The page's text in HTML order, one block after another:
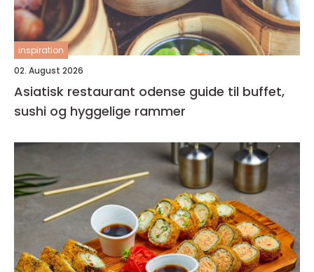
inspiration
02. August 2026
Asiatisk restaurant odense guide til buffet,
sushi og hyggelige rammer